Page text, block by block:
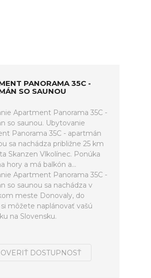
PANORAMA 35C -
SO SAUNOU
Apartment Panorama 35C -
so saunou. Ubytovanie
Panorama 35C - apartmán
sa nachádza približne 25 km
Skanzen Vlkolínec. Ponúka
hory a má balkón a...
Apartment Panorama 35C -
so saunou sa nachádza v
meste Donovaly, do
môžete naplánovať vašú
na Slovensku.
OVERIŤ DOSTUPNOSŤ